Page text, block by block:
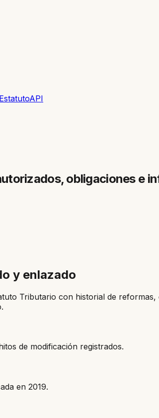
EstatutoAPI
obligaciones e
y enlazado
Tributario con historial de
de modificación registrados.
en 2019.